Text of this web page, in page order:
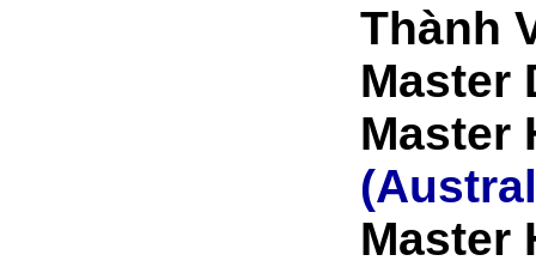
Thành
Master
Master
Master